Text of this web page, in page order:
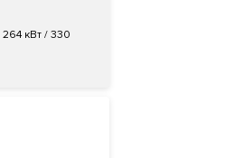
264 кВт / 330